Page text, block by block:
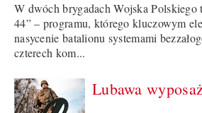
W dwóch brygadach Wojska
44” – programu, którego kluczowym
nasycenie batalionu systemami
czterech kom...
Lubawa